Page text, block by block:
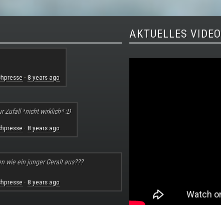
· 8 years ago
Zufall *nicht wirklich* :D
· 8 years ago
wie ein junger Geralt aus???
· 8 years ago
AKTUELLES VIDEO